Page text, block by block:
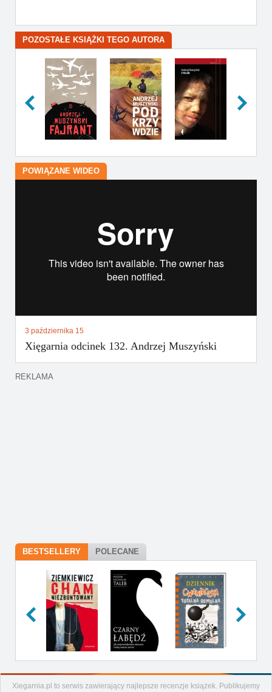
POZOSTAŁE KSIĄŻKI TEGO AUTORA
POWIĄZANE WIDEO
3 października 15
Xięgarnia odcinek 132. Andrzej Muszyński
REKLAMA
BESTSELLERY POLECANE
Artykuły
Xiegarnia.pl to serwis zawierający najlepsze recenzje książek. Publikujemy